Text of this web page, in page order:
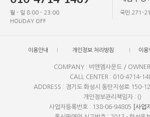
월 - 일 8:00 - 23:00
HOLIDAY OFF
국민 271-
이용안내 개인정보 처리방침 이용
COMPANY : 비앤엠사운드 /
CALL CENTER : 010-4714-
ADDRESS : 경기도 화성시 동탄지성로 150-
개인정보관리책임자 : ()
사업자등록번호 : 138-06-94805
[사업